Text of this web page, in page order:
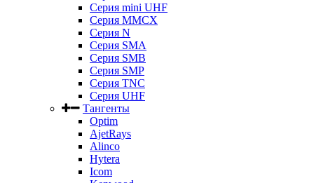
Серия mini UHF
Серия MMCX
Серия N
Серия SMA
Серия SMB
Серия SMP
Серия TNC
Серия UHF
Тангенты
Optim
AjetRays
Alinco
Hytera
Icom